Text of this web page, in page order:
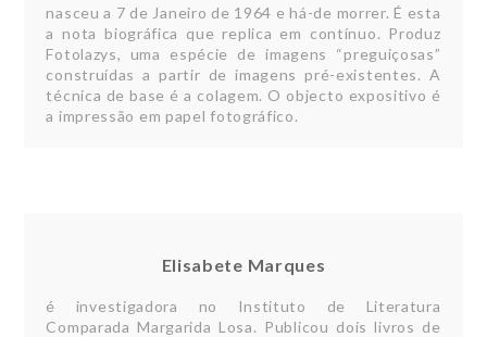
nasceu a 7 de Janeiro de 1964 e há-de morrer. É esta
a nota biográfica que replica em contínuo. Produz
Fotolazys, uma espécie de imagens “preguiçosas”
construídas a partir de imagens pré-existentes. A
técnica de base é a colagem. O objecto expositivo é
a impressão em papel fotográfico.
Elisabete Marques
é investigadora no Instituto de Literatura
Comparada Margarida Losa. Publicou dois livros de